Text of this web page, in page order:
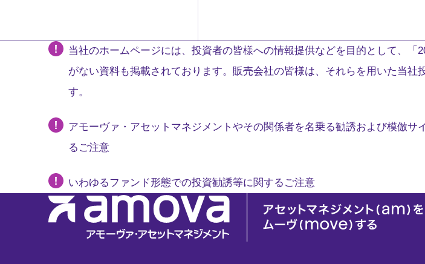
当社のホームページには、投資者の皆様への情報提供などを目的として、「
がない資料も掲載されております。販売会社の皆様は、それらを用いた当社
す。
アモーヴァ・アセットマネジメントやその関係者を名乗る勧誘および模倣
るご注意
いわゆるファンド形態での投資勧誘等に関するご注意